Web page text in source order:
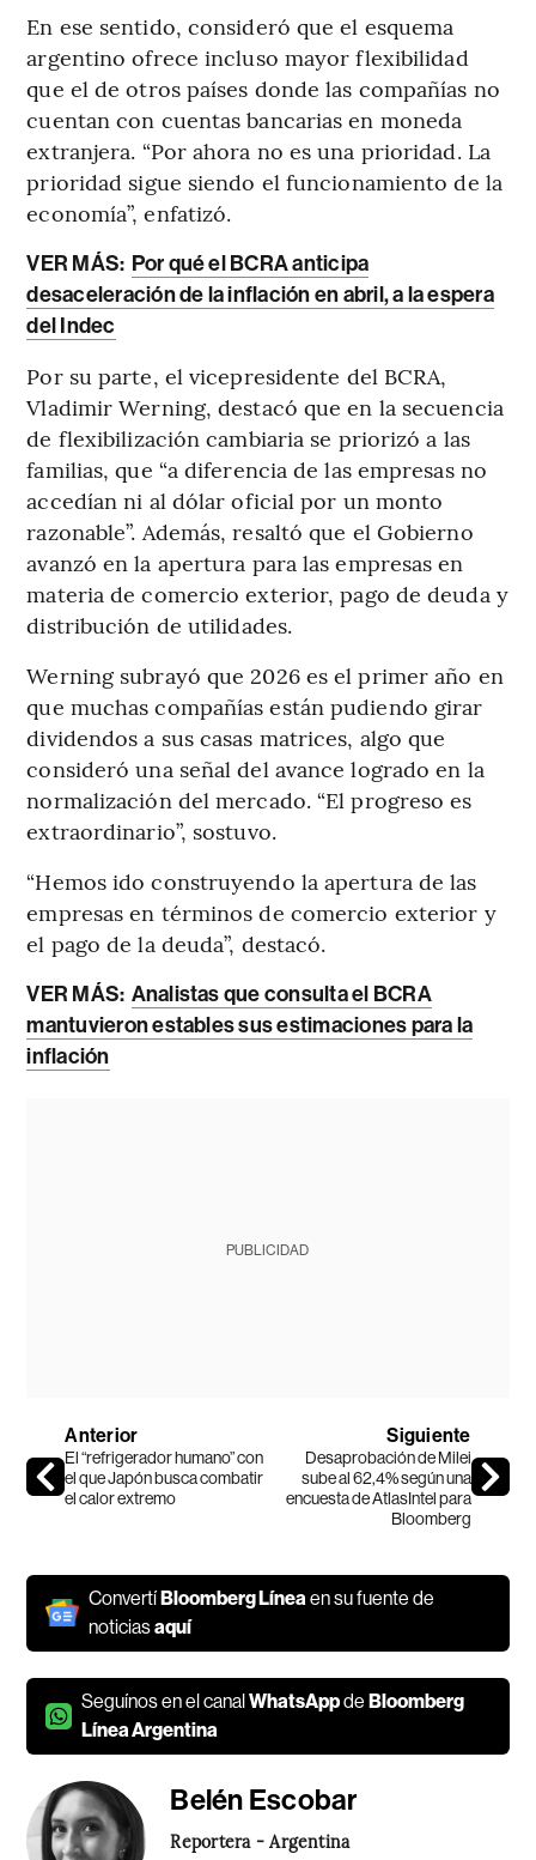
En ese sentido, consideró que el esquema
argentino ofrece incluso mayor flexibilidad
que el de otros países donde las compañías no
cuentan con cuentas bancarias en moneda
extranjera. “Por ahora no es una prioridad. La
prioridad sigue siendo el funcionamiento de la
economía”, enfatizó.
VER MÁS: Por qué el BCRA anticipa
desaceleración de la inflación en abril, a la espera
del Indec
Por su parte, el vicepresidente del BCRA,
Vladimir Werning, destacó que en la secuencia
de flexibilización cambiaria se priorizó a las
familias, que “a diferencia de las empresas no
accedían ni al dólar oficial por un monto
razonable”. Además, resaltó que el Gobierno
avanzó en la apertura para las empresas en
materia de comercio exterior, pago de deuda y
distribución de utilidades.
Werning subrayó que 2026 es el primer año en
que muchas compañías están pudiendo girar
dividendos a sus casas matrices, algo que
consideró una señal del avance logrado en la
normalización del mercado. “El progreso es
extraordinario”, sostuvo.
“Hemos ido construyendo la apertura de las
empresas en términos de comercio exterior y
el pago de la deuda”, destacó.
VER MÁS: Analistas que consulta el BCRA
mantuvieron estables sus estimaciones para la
inflación
PUBLICIDAD
Anterior
El “refrigerador humano” con
el que Japón busca combatir
el calor extremo
Siguiente
Desaprobación de Milei
sube al 62,4% según una
encuesta de AtlasIntel para
Bloomberg
ConvertíBloomberg Línea en su fuente de
noticiasaquí
Seguínos en el canalWhatsAppdeBloomberg
Línea Argentina
Belén Escobar
Reportera - Argentina